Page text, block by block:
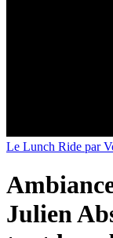
Le Lunch Ride par
Julien